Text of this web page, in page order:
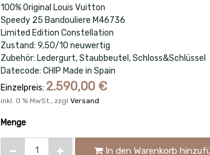
100% Original Louis Vuitton
Speedy 25 Bandouliere M46736
Limited Edition Constellation
Zustand: 9,50/10 neuwertig
Zubehör: Ledergurt, Staubbeutel, Schloss&Schlüssel
Datecode: CHIP Made in Spain
Einzelpreis: 2.590,00 €
inkl. 0 % MwSt., zzgl Versand
Menge
In den Warenkorb